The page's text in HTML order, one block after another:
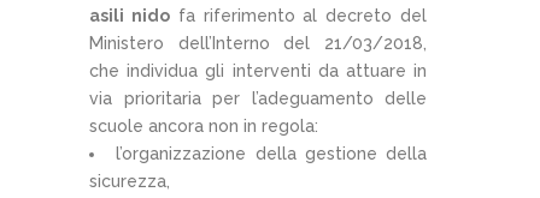
asili nidofa riferimento al decreto del
Ministero dell’Interno del 21/03/2018,
che individua gli interventi da attuare in
via prioritaria per l’adeguamento delle
scuole ancora non in regola:
l’organizzazione della gestione della
sicurezza,